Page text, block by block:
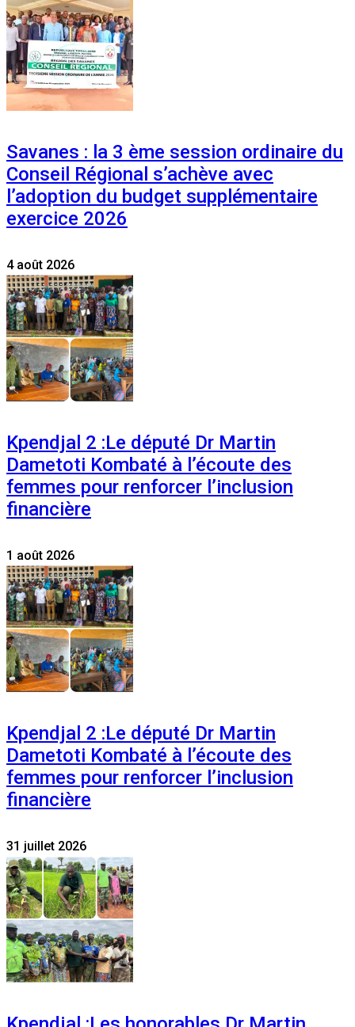
Savanes : la 3 ème session ordinaire du
Conseil Régional s’achève avec
l’adoption du budget supplémentaire
exercice 2026
4 août 2026
Kpendjal 2 :Le député Dr Martin
Dametoti Kombaté à l’écoute des
femmes pour renforcer l’inclusion
financière
1 août 2026
Kpendjal 2 :Le député Dr Martin
Dametoti Kombaté à l’écoute des
femmes pour renforcer l’inclusion
financière
31 juillet 2026